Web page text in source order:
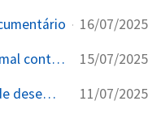
16/07/2025
EUA iniciam investigação formal contra o Brasil por barreiras a big techs 15/07/2025
Aposentadoria compulsória de desembargadora por omissão e envolvimento em esquema de venda de decisões 11/07/2025